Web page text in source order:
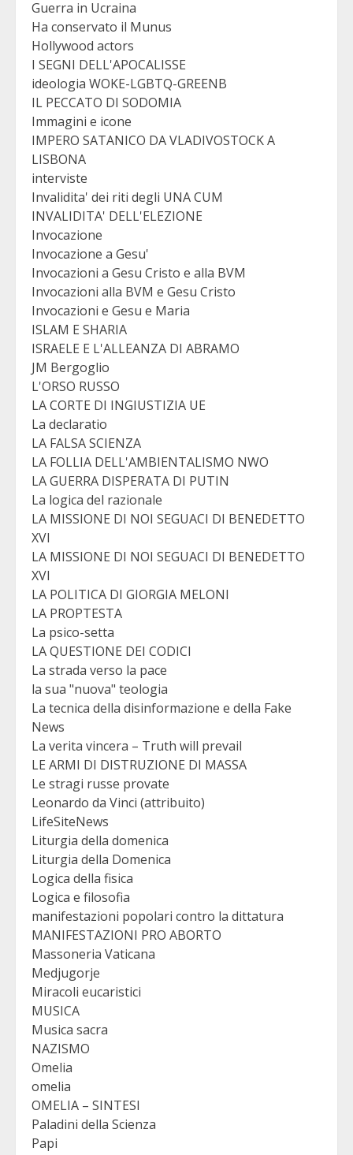
Guerra in Ucraina
Ha conservato il Munus
Hollywood actors
I SEGNI DELL'APOCALISSE
ideologia WOKE-LGBTQ-GREENB
IL PECCATO DI SODOMIA
Immagini e icone
IMPERO SATANICO DA VLADIVOSTOCK A
LISBONA
interviste
Invalidita' dei riti degli UNA CUM
INVALIDITA' DELL'ELEZIONE
Invocazione
Invocazione a Gesu'
Invocazioni a Gesu Cristo e alla BVM
Invocazioni alla BVM e Gesu Cristo
Invocazioni e Gesu e Maria
ISLAM E SHARIA
ISRAELE E L'ALLEANZA DI ABRAMO
JM Bergoglio
L'ORSO RUSSO
LA CORTE DI INGIUSTIZIA UE
La declaratio
LA FALSA SCIENZA
LA FOLLIA DELL'AMBIENTALISMO NWO
LA GUERRA DISPERATA DI PUTIN
La logica del razionale
LA MISSIONE DI NOI SEGUACI DI BENEDETTO
XVI
LA MISSIONE DI NOI SEGUACI DI BENEDETTO
XVI
LA POLITICA DI GIORGIA MELONI
LA PROPTESTA
La psico-setta
LA QUESTIONE DEI CODICI
La strada verso la pace
la sua "nuova" teologia
La tecnica della disinformazione e della Fake
News
La verita vincera – Truth will prevail
LE ARMI DI DISTRUZIONE DI MASSA
Le stragi russe provate
Leonardo da Vinci (attribuito)
LifeSiteNews
Liturgia della domenica
Liturgia della Domenica
Logica della fisica
Logica e filosofia
manifestazioni popolari contro la dittatura
MANIFESTAZIONI PRO ABORTO
Massoneria Vaticana
Medjugorje
Miracoli eucaristici
MUSICA
Musica sacra
NAZISMO
Omelia
omelia
OMELIA – SINTESI
Paladini della Scienza
Papi